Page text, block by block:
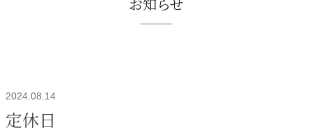
お知らせ
2024.08.14
定休日